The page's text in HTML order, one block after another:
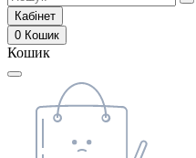
Кабінет
0 Кошик
Кошик